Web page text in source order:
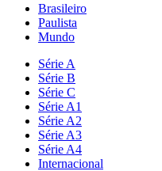
Brasileiro
Paulista
Mundo
Série A
Série B
Série C
Série A1
Série A2
Série A3
Série A4
Internacional